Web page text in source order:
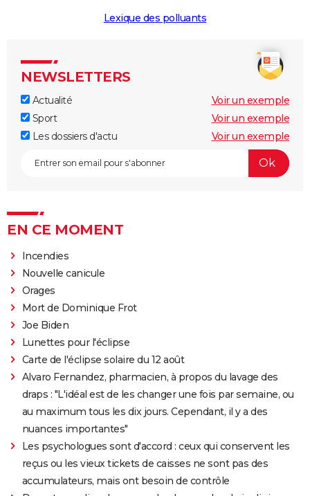
Lexique des polluants
NEWSLETTERS
Actualité
Voir un exemple
Sport
Voir un exemple
Les dossiers d'actu
Voir un exemple
EN CE MOMENT
Incendies
Nouvelle canicule
Orages
Mort de Dominique Frot
Joe Biden
Lunettes pour l'éclipse
Carte de l'éclipse solaire du 12 août
Alvaro Fernandez, pharmacien, à propos du lavage des
draps : "L'idéal est de les changer une fois par semaine, ou
au maximum tous les dix jours. Cependant, il y a des
nuances importantes"
Les psychologues sont d'accord : ceux qui conservent les
reçus ou les vieux tickets de caisses ne sont pas des
accumulateurs, mais ont besoin de contrôle